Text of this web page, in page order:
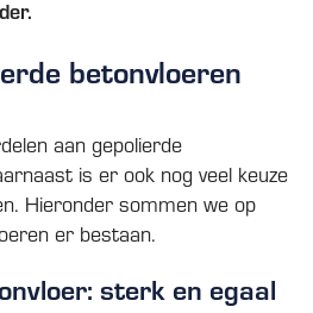
betonvloeren
aan gepolierde
is er ook nog veel keuze
Hieronder sommen we op
er bestaan.
sterk en egaal